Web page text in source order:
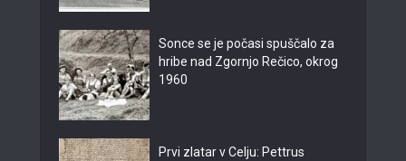
Sonce se je počasi spuščalo za
hribe nad Zgornjo Rečico, okrog
1960
Prvi zlatar v Celju: Pettrus